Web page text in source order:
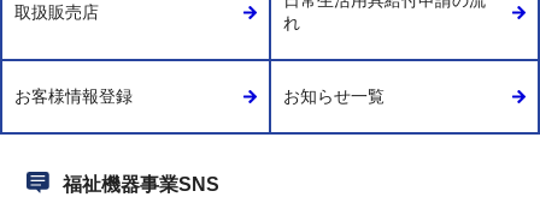
取扱販売店
れ
お客様情報登録 お知らせ一覧
福祉機器事業SNS